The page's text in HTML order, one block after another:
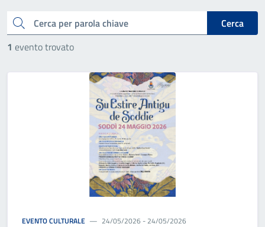
cerca
Cerca
1 evento trovato
EVENTO CULTURALE 24/05/2026 - 24/05/2026